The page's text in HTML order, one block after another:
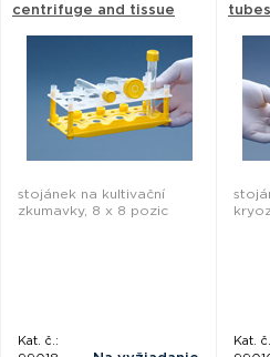
centrifuge and tissue
stojánek na kultivační
zkumavky, 8 x 8 pozic
Kat. č.:
Kat.